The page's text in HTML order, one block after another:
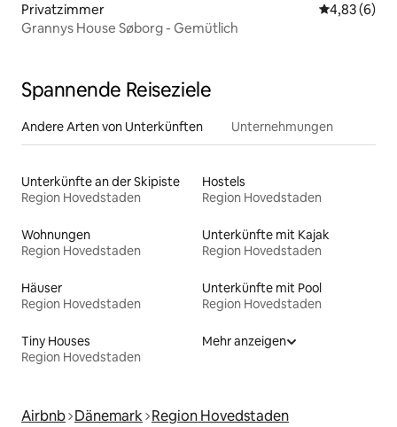
Privatzimmer
4,83 (6)
Grannys House Søborg - Gemütlich
Spannende Reiseziele
Andere Arten von Unterkünften Unternehmungen
Unterkünfte an der Skipiste
Region Hovedstaden
Hostels
Region Hovedstaden
Wohnungen
Region Hovedstaden
Unterkünfte mit Kajak
Region Hovedstaden
Häuser
Region Hovedstaden
Unterkünfte mit Pool
Region Hovedstaden
Tiny Houses
Region Hovedstaden
Mehr anzeigen
Airbnb Dänemark Region Hovedstaden